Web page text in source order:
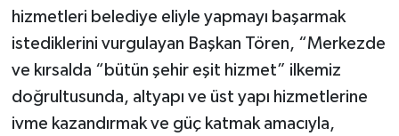
hizmetleri belediye eliyle yapmayı başarmak
istediklerini vurgulayan Başkan Tören, “Merkezde
ve kırsalda “bütün şehir eşit hizmet” ilkemiz
doğrultusunda, altyapı ve üst yapı hizmetlerine
ivme kazandırmak ve güç katmak amacıyla,